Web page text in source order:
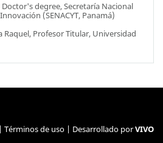
Doctor's degree,Secretaría Nacional
(SENACYT, Panamá)
Raquel, Profesor Titular, Universidad
Términos de uso | Desarrollado porVIVO